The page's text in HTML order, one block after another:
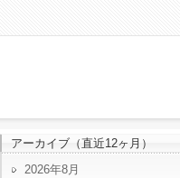
アーカイブ（直近12ヶ月）
2026年8月